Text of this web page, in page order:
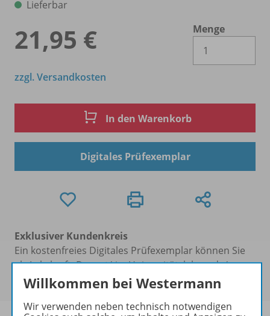
Lieferbar
21,95 €
Menge
zzgl. Versandkosten
In den Warenkorb
Digitales Prüfexemplar
Exklusiver Kundenkreis
Ein kostenfreies Digitales Prüfexemplar können Sie
als Lehrkraft, Dozent/-in, Universitätslehrende/-r
oder Referendar/-in anfordern.
Willkommen bei Westermann
Wir verwenden neben technisch notwendigen